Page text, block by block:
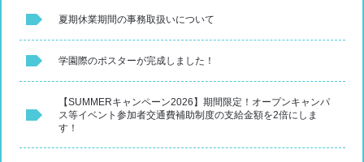
夏期休業期間の事務取扱いについて
学園際のポスターが完成しました！
【SUMMERキャンペーン2026】期間限定！オープンキャンパ
ス等イベント参加者交通費補助制度の支給金額を2倍にしま
す！